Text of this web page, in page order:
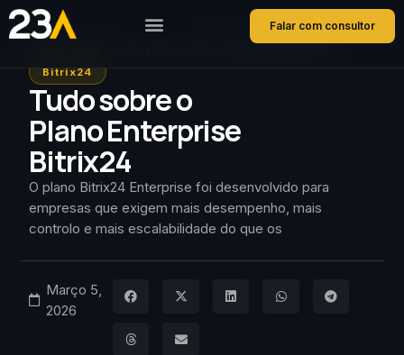
Falar com consultor
Bitrix24
Tudo sobre o
Plano Enterprise
Bitrix24
O plano Bitrix24 Enterprise foi desenvolvido para
empresas que exigem mais desempenho, mais
controlo e mais escalabilidade do que os
Março 5,
2026